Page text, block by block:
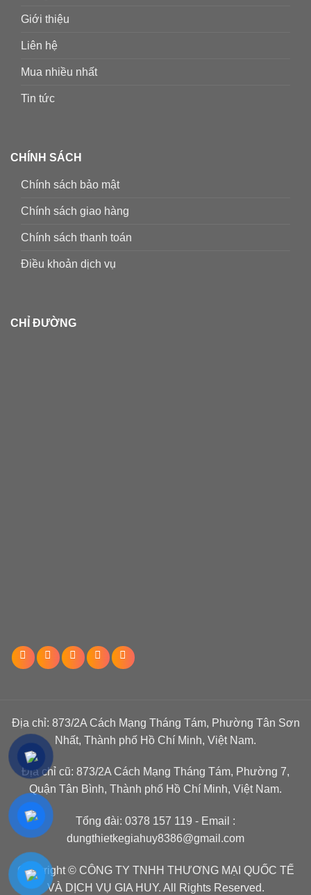
Giới thiệu
Liên hệ
Mua nhiều nhất
Tin tức
CHÍNH SÁCH
Chính sách bảo mật
Chính sách giao hàng
Chính sách thanh toán
Điều khoản dịch vụ
CHỈ ĐƯỜNG
Địa chỉ: 873/2A Cách Mạng Tháng Tám, Phường Tân Sơn
Nhất, Thành phố Hồ Chí Minh, Việt Nam.
Địa chỉ cũ: 873/2A Cách Mạng Tháng Tám, Phường 7,
Quận Tân Bình, Thành phố Hồ Chí Minh, Việt Nam.
Tổng đài: 0378 157 119 - Email :
dungthietkegiahuy8386@gmail.com
Copyright © CÔNG TY TNHH THƯƠNG MẠI QUỐC TẾ
VÀ DỊCH VỤ GIA HUY. All Rights Reserved.